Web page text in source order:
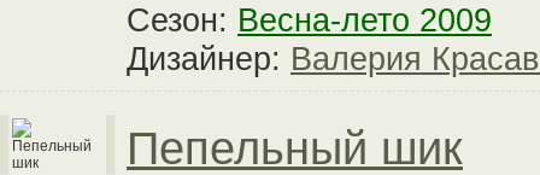
Сезон: Весна-лето 2009
Дизайнер: Валерия
Пепельный шик